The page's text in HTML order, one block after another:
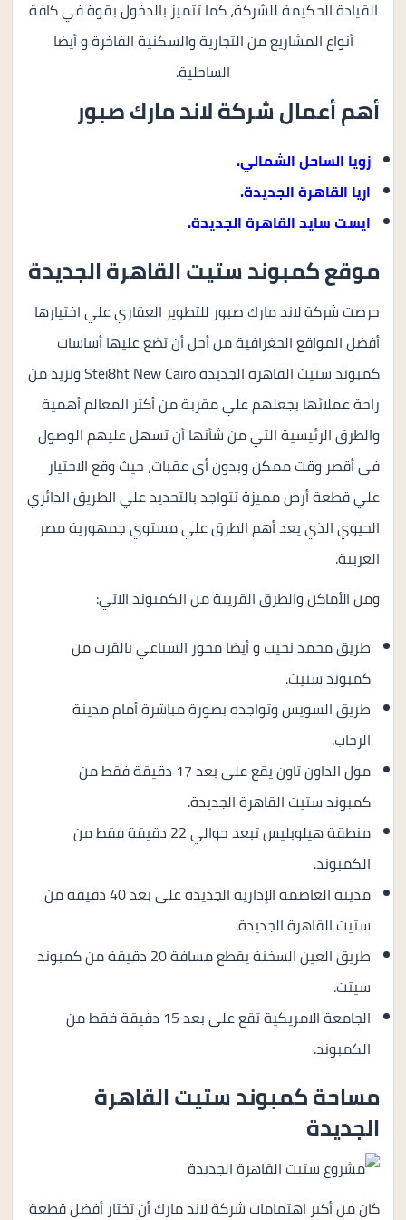
القيادة الحكيمة للشركة، كما تتميز بالدخول بقوة في كافة
أنواع المشاريع من التجارية والسكنية الفاخرة و أيضا
الساحلية.
أهم أعمال شركة لاند مارك صبور
زويا الساحل الشمالي.
اريا القاهرة الجديدة.
ايست سايد القاهرة الجديدة.
موقع كمبوند ستيت القاهرة الجديدة
حرصت شركة لاند مارك صبور للتطوير العقاري علي اختيارها
أفضل المواقع الجغرافية من أجل أن تضع عليها أساسات
كمبوند ستيت القاهرة الجديدة Stei8ht New Cairo وتزيد من
راحة عملائها بجعلهم علي مقربة من أكثر المعالم أهمية
والطرق الرئيسية التي من شأنها أن تسهل عليهم الوصول
في أقصر وقت ممكن وبدون أي عقبات، حيث وقع الاختيار
علي قطعة أرض مميزة تتواجد بالتحديد علي الطريق الدائري
الحيوي الذي يعد أهم الطرق علي مستوي جمهورية مصر
العربية.
ومن الأماكن والطرق القريبة من الكمبوند الاتي:
طريق محمد نجيب و أيضا محور السباعي بالقرب من
كمبوند ستيت.
طريق السويس وتواجده بصورة مباشرة أمام مدينة
الرحاب.
مول الداون تاون يقع على بعد 17 دقيقة فقط من
كمبوند ستيت القاهرة الجديدة.
منطقة هيلوبليس تبعد حوالي 22 دقيقة فقط من
الكمبوند.
مدينة العاصمة الإدارية الجديدة على بعد 40 دقيقة من
ستيت القاهرة الجديدة.
طريق العين السخنة يقطع مسافة 20 دقيقة من كمبوند
سيتت.
الجامعة الامريكية تقع على بعد 15 دقيقة فقط من
الكمبوند.
مساحة كمبوند ستيت القاهرة
الجديدة
كان من أكبر اهتمامات شركة لاند مارك أن تختار أفضل قطعة